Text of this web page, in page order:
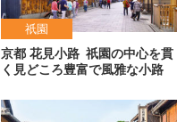
祇園
京都 花見小路 祇園の中心を貫
く見どころ豊富で風雅な小路